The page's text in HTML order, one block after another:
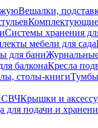
Вешалки,
Комплектующие
Системы хранения
мебели для сада
для бани
балконаКресла
столы-книгиТумбы
СВЧКрышки и
для подачи и